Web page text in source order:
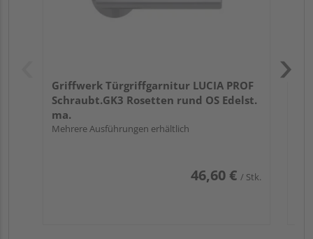
Griffwerk Türgriffgarnitur LUCIA PROF
Schraubt.GK3 Rosetten rund OS Edelst.
ma.
Mehrere Ausführungen erhältlich
46,60 € / Stk.